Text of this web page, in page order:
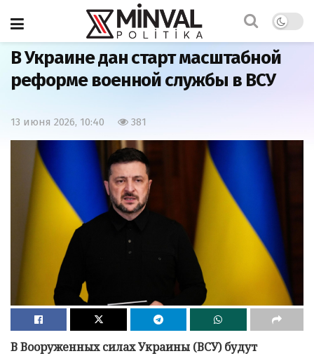
Главная
В Украине дан старт масштабной
реформе военной службы в ВСУ
13 июня 2026, 10:40 381
В Вооруженных силах Украины (ВСУ) будут